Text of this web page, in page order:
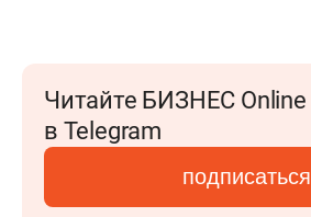
Читайте БИЗНЕС Online
в Telegram
подписаться